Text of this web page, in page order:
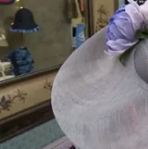
Redacción
05 ABR 2024 -
Teresa Gómez
para dedicarse